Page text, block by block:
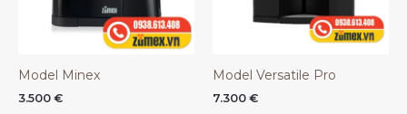
Model Minex
3.500 €
Model Versatile Pro
7.300 €